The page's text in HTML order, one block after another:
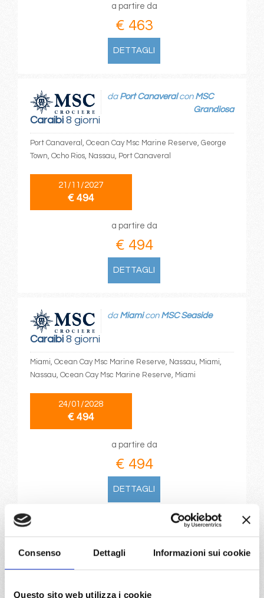
Consenso Dettagli Informazioni sui cookie
Questo sito web utilizza i cookie
a partire da
€ 463
DETTAGLI
Caraibi8 giorni
da Port Canaveralcon MSC
Grandiosa
Port Canaveral, Ocean Cay Msc Marine Reserve, George
Town, Ocho Rios, Nassau, Port Canaveral
21/11/2027
€ 494
a partire da
€ 494
DETTAGLI
Caraibi8 giorni
da Miamicon MSC Seaside
Miami, Ocean Cay Msc Marine Reserve, Nassau, Miami,
Nassau, Ocean Cay Msc Marine Reserve, Miami
24/01/2028
€ 494
a partire da
€ 494
DETTAGLI
Mediterraneo10 giorni
daVeneziaconMSC Lirica
Marsiglia, Genova, Provence(marseilles)